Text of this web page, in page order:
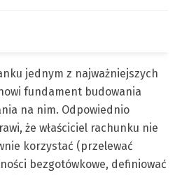
jednym z najważniejszych
fundament budowania
na nim. Odpowiednio
że właściciel rachunku nie
korzystać (przelewać
bezgotówkowe, definiować